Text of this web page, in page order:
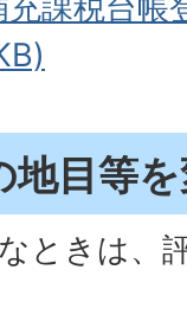
地目等
ときは、